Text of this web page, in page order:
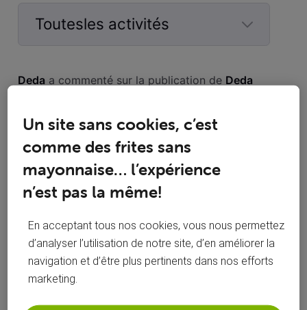
Toutesles activités
activités
Deda a commenté sur la publication de Deda
D
Suite passage heure d'été décalage guide TV et programme
D
Pour info je viens de l'installer sur boîtier
Deda a commenté sur la publication de
Un site sans cookies, c’est
comme des frites sans
mayonnaise… l’expérience
n’est pas la même!
En acceptant tous nos cookies, vous nous permettez
d’analyser l’utilisation de notre site, d’en améliorer la
navigation et d’être plus pertinents dans nos efforts
marketing.